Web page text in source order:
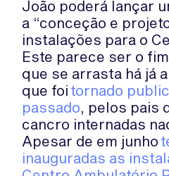
João poderá lançar
a “conceção e
instalações para o
Este parece ser o
que se arrasta há já
que foi tornado
passado, pelos pais
cancro internadas
Apesar de em junho
inauguradas as